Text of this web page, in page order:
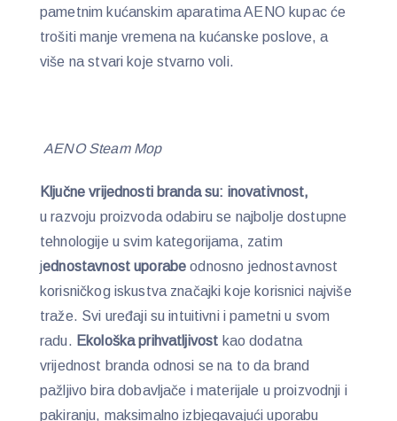
pametnim kućanskim aparatima AENO kupac će
trošiti manje vremena na kućanske poslove, a
više na stvari koje stvarno voli.
AENO Steam Mop
Ključne vrijednosti branda su: inovativnost,
u razvoju proizvoda odabiru se najbolje dostupne
tehnologije u svim kategorijama, zatim
jednostavnost uporabeodnosno jednostavnost
korisničkog iskustva značajki koje korisnici najviše
traže. Svi uređaji su intuitivni i pametni u svom
radu. Ekološka prihvatljivost kao dodatna
vrijednost branda odnosi se na to da brand
pažljivo bira dobavljače i materijale u proizvodnji i
pakiranju, maksimalno izbjegavajući uporabu